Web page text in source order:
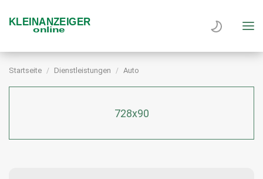
Startseite Dienstleistungen Auto
728x90